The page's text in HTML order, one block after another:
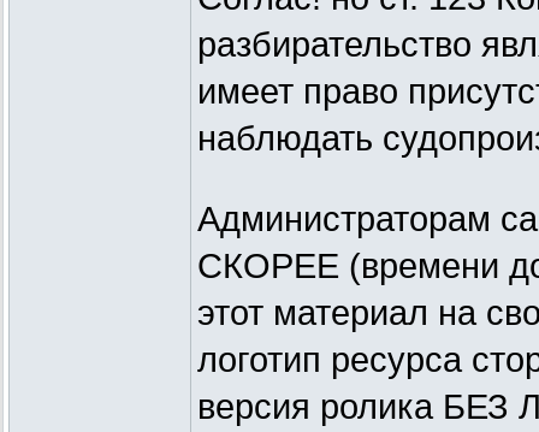
разбирательство
имеет право
наблюдать
Администраторам
СКОРЕЕ (времени до
этот материал на
логотип ресурса
версия ролика БЕЗ